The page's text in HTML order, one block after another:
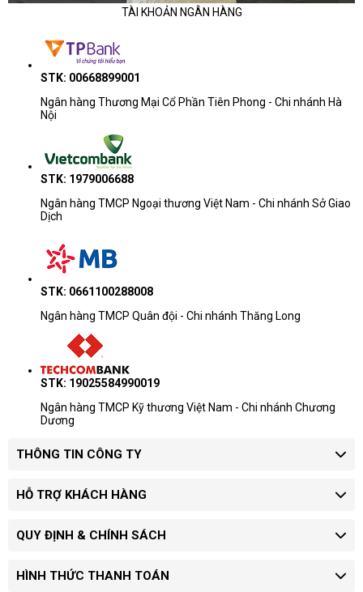
TÀI KHOẢN NGÂN HÀNG
STK: 00668899001
Ngân hàng Thương Mại Cổ Phần Tiên Phong - Chi nhánh Hà
Nội
STK: 1979006688
Ngân hàng TMCP Ngoại thương Việt Nam - Chi nhánh Sở Giao
Dịch
STK: 0661100288008
Ngân hàng TMCP Quân đội - Chi nhánh Thăng Long
STK: 19025584990019
Ngân hàng TMCP Kỹ thương Việt Nam - Chi nhánh Chương
Dương
THÔNG TIN CÔNG TY
HỖ TRỢ KHÁCH HÀNG
QUY ĐỊNH & CHÍNH SÁCH
HÌNH THỨC THANH TOÁN